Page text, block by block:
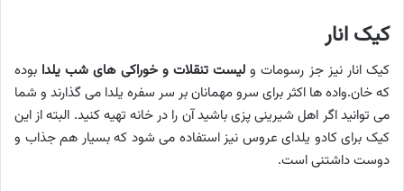
کیک انار
کیک انار نیز جز رسومات ولیست تنقلات و خوراکی‌ های شب یلدا بوده
که خان.واده ها اکثر برای سرو مهمانان بر سر سفره یلدا می گذارند و شما
می توانید اگر اهل شیرینی پزی باشید آن را در خانه تهیه کنید. البته از این
کیک برای کادو یلدای عروس نیز استفاده می شود که بسیار هم جذاب و
دوست داشتنی است.